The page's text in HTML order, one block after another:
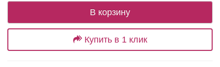
В корзину
Купить в 1 клик